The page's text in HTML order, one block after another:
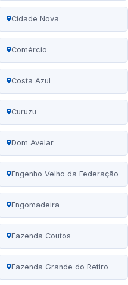
Cidade Nova
Comércio
Costa Azul
Curuzu
Dom Avelar
Engenho Velho da Federação
Engomadeira
Fazenda Coutos
Fazenda Grande do Retiro